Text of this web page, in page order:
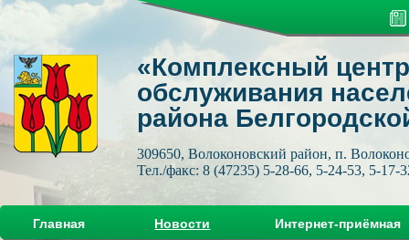
«Комплексный
обслуживания
района
309650, Волоконовский район, п.
Тел./факс: 8 (47235) 5-28-66, 5-24-53, 5-17-
Главная Новости Интернет-приёмная